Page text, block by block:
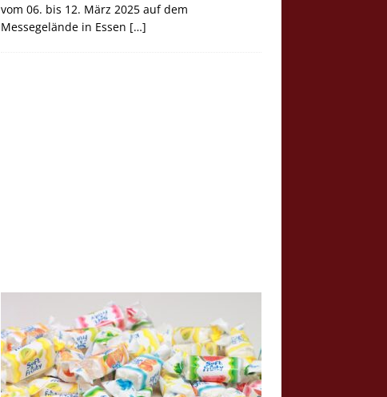
vom 06. bis 12. März 2025 auf dem
Messegelände in Essen […]